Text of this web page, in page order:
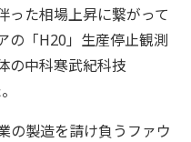
った相場上昇に繋がって
の「H20」生産停止観測
の中科寒武紀科技
の製造を請け負うファウ